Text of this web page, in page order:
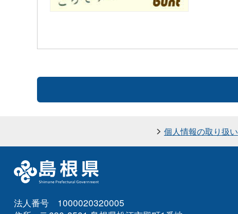
個人情報の取り扱い
法人番号 1000020320005